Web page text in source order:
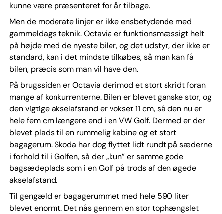
kunne være præsenteret for år tilbage.
Men de moderate linjer er ikke ensbetydende med
gammeldags teknik. Octavia er funktionsmæssigt helt
på højde med de nyeste biler, og det udstyr, der ikke er
standard, kan i det mindste tilkøbes, så man kan få
bilen, præcis som man vil have den.
På brugssiden er Octavia derimod et stort skridt foran
mange af konkurrenterne. Bilen er blevet ganske stor, og
den vigtige akselafstand er vokset 11 cm, så den nu er
hele fem cm længere end i en VW Golf. Dermed er der
blevet plads til en rummelig kabine og et stort
bagagerum. Skoda har dog flyttet lidt rundt på sæderne
i forhold til i Golfen, så der „kun” er samme gode
bagsædeplads som i en Golf på trods af den øgede
akselafstand.
Til gengæld er bagagerummet med hele 590 liter
blevet enormt. Det nås gennem en stor tophængslet